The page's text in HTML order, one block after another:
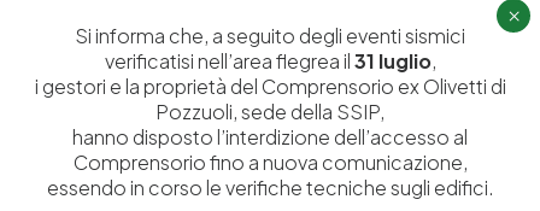
Contribuenti
Amministrazione Trasparente
Codice fiscale e Partita Iva07936981211
Si informa che, a seguito degli eventi sismici
verificatisi nell’area flegrea il31 luglio,
i gestori e la proprietà del Comprensorio ex Olivetti di
Pozzuoli, sede della SSIP,
hanno disposto l’interdizione dell’accesso al
Comprensorio fino a nuova comunicazione,
essendo in corso le verifiche tecniche sugli edifici.
×